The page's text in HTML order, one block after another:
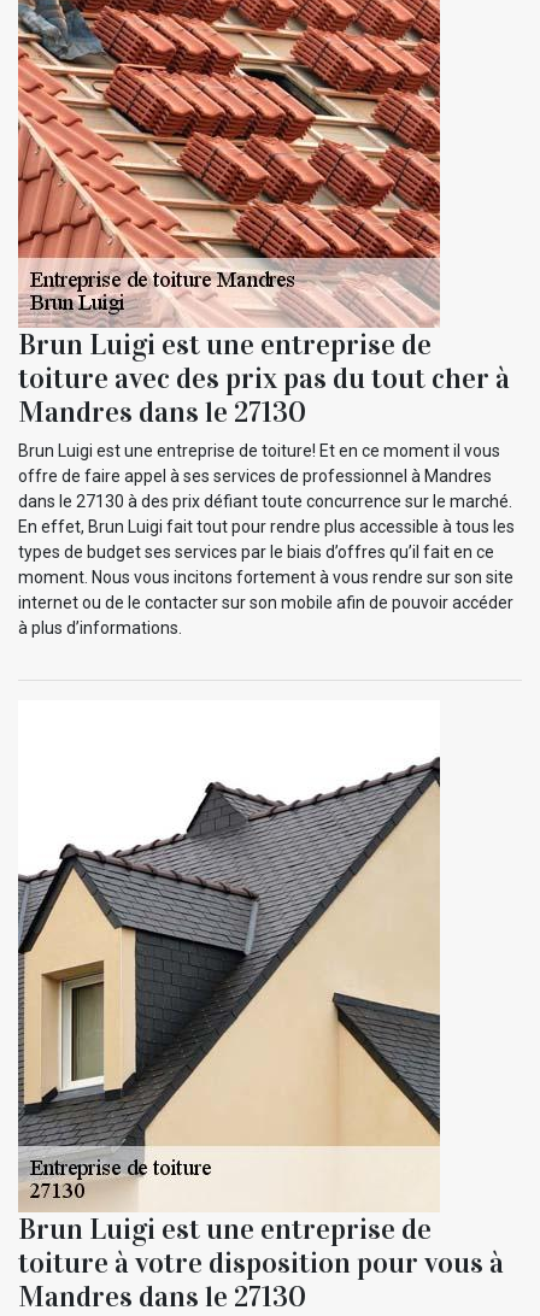
Brun Luigi est une entreprise de
toiture avec des prix pas du tout cher à
Mandres dans le 27130
Brun Luigi est une entreprise de toiture! Et en ce moment il vous
offre de faire appel à ses services de professionnel à Mandres
dans le 27130 à des prix défiant toute concurrence sur le marché.
En effet, Brun Luigi fait tout pour rendre plus accessible à tous les
types de budget ses services par le biais d’offres qu’il fait en ce
moment. Nous vous incitons fortement à vous rendre sur son site
internet ou de le contacter sur son mobile afin de pouvoir accéder
à plus d’informations.
Brun Luigi est une entreprise de
toiture à votre disposition pour vous à
Mandres dans le 27130